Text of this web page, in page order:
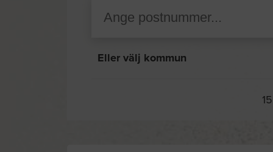
Eller välj kommun